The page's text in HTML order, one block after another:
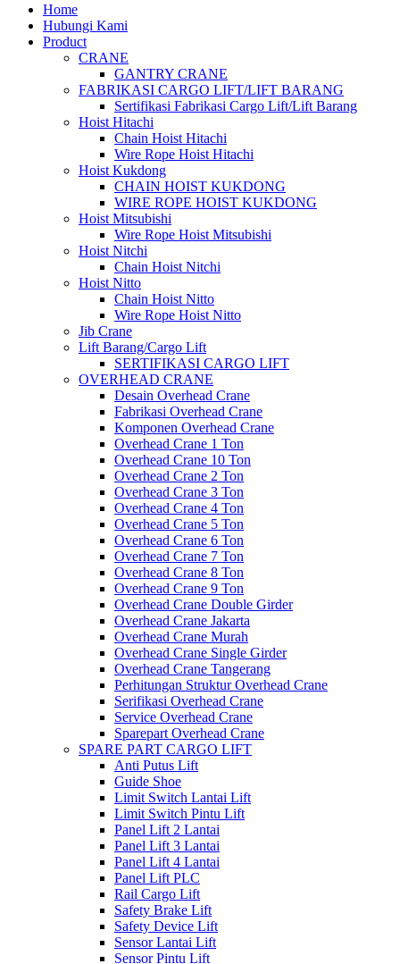
Home
Hubungi Kami
Product
CRANE
GANTRY CRANE
FABRIKASI CARGO LIFT/LIFT BARANG
Sertifikasi Fabrikasi Cargo Lift/Lift Barang
Hoist Hitachi
Chain Hoist Hitachi
Wire Rope Hoist Hitachi
Hoist Kukdong
CHAIN HOIST KUKDONG
WIRE ROPE HOIST KUKDONG
Hoist Mitsubishi
Wire Rope Hoist Mitsubishi
Hoist Nitchi
Chain Hoist Nitchi
Hoist Nitto
Chain Hoist Nitto
Wire Rope Hoist Nitto
Jib Crane
Lift Barang/Cargo Lift
SERTIFIKASI CARGO LIFT
OVERHEAD CRANE
Desain Overhead Crane
Fabrikasi Overhead Crane
Komponen Overhead Crane
Overhead Crane 1 Ton
Overhead Crane 10 Ton
Overhead Crane 2 Ton
Overhead Crane 3 Ton
Overhead Crane 4 Ton
Overhead Crane 5 Ton
Overhead Crane 6 Ton
Overhead Crane 7 Ton
Overhead Crane 8 Ton
Overhead Crane 9 Ton
Overhead Crane Double Girder
Overhead Crane Jakarta
Overhead Crane Murah
Overhead Crane Single Girder
Overhead Crane Tangerang
Perhitungan Struktur Overhead Crane
Serifikasi Overhead Crane
Service Overhead Crane
Sparepart Overhead Crane
SPARE PART CARGO LIFT
Anti Putus Lift
Guide Shoe
Limit Switch Lantai Lift
Limit Switch Pintu Lift
Panel Lift 2 Lantai
Panel Lift 3 Lantai
Panel Lift 4 Lantai
Panel Lift PLC
Rail Cargo Lift
Safety Brake Lift
Safety Device Lift
Sensor Lantai Lift
Sensor Pintu Lift